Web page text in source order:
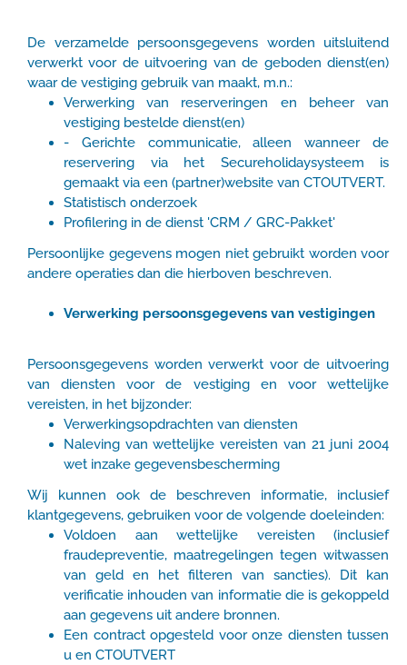
De verzamelde persoonsgegevens worden uitsluitend
verwerkt voor de uitvoering van de geboden dienst(en)
waar de vestiging gebruik van maakt, m.n.:
Verwerking van reserveringen en beheer van
vestiging bestelde dienst(en)
- Gerichte communicatie, alleen wanneer de
reservering via het Secureholidaysysteem is
gemaakt via een (partner)website van CTOUTVERT.
Statistisch onderzoek
Profilering in de dienst 'CRM / GRC-Pakket'
Persoonlijke gegevens mogen niet gebruikt worden voor
andere operaties dan die hierboven beschreven.
Verwerking persoonsgegevens van vestigingen
Persoonsgegevens worden verwerkt voor de uitvoering
van diensten voor de vestiging en voor wettelijke
vereisten, in het bijzonder:
Verwerkingsopdrachten van diensten
Naleving van wettelijke vereisten van 21 juni 2004
wet inzake gegevensbescherming
Wij kunnen ook de beschreven informatie, inclusief
klantgegevens, gebruiken voor de volgende doeleinden:
Voldoen aan wettelijke vereisten (inclusief
fraudepreventie, maatregelingen tegen witwassen
van geld en het filteren van sancties). Dit kan
verificatie inhouden van informatie die is gekoppeld
aan gegevens uit andere bronnen.
Een contract opgesteld voor onze diensten tussen
u en CTOUTVERT